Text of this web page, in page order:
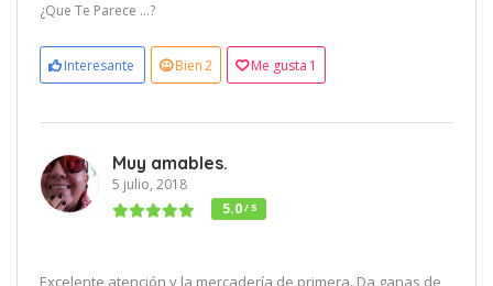
¿Que Te Parece ...?
Interesante Bien2 Me gusta 1
Muy amables.
5 julio, 2018
5.0/ 5
Excelente atención y la mercadería de primera. Da ganas de